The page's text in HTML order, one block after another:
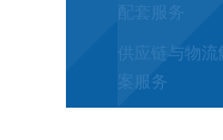
配套服务
供应链与物流
案服务